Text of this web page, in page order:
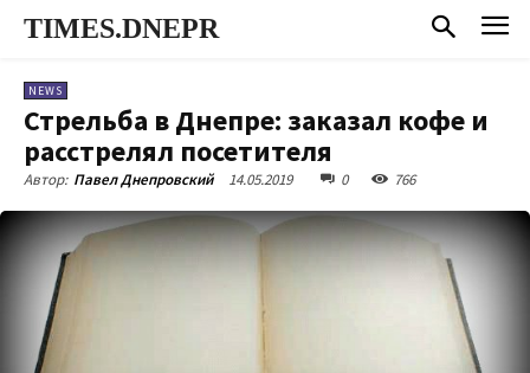
TIMES.DNEPR
NEWS
Стрельба в Днепре: заказал кофе и
расстрелял посетителя
Автор: Павел Днепровский 14.05.2019 0 766